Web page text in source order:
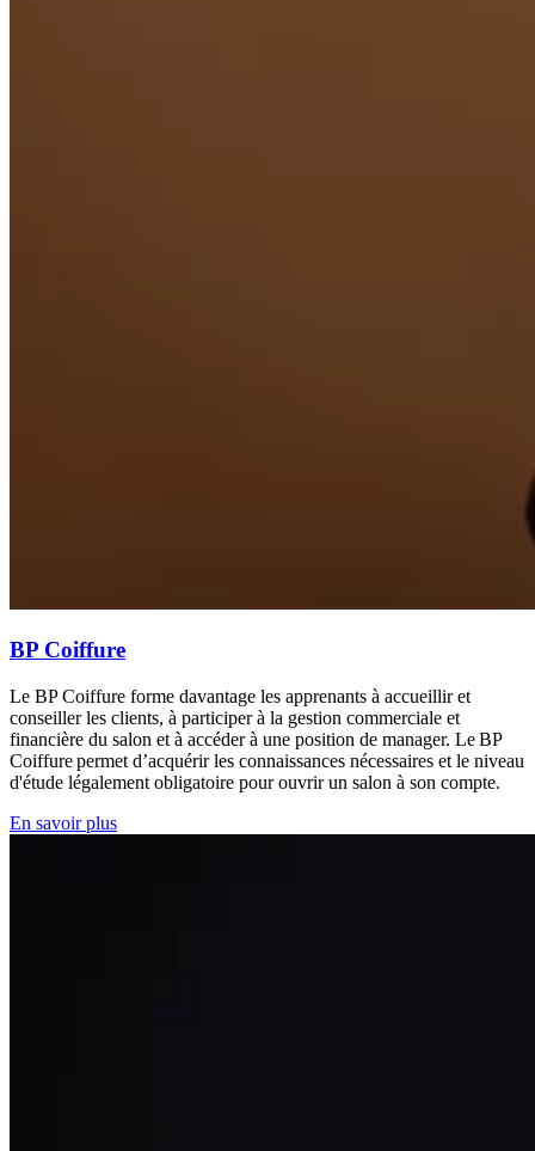
BP Coiffure
Le BP Coiffure forme davantage les apprenants à accueillir et
conseiller les clients, à participer à la gestion commerciale et
financière du salon et à accéder à une position de manager. Le BP
Coiffure permet d’acquérir les connaissances nécessaires et le niveau
d'étude légalement obligatoire pour ouvrir un salon à son compte.
En savoir plus